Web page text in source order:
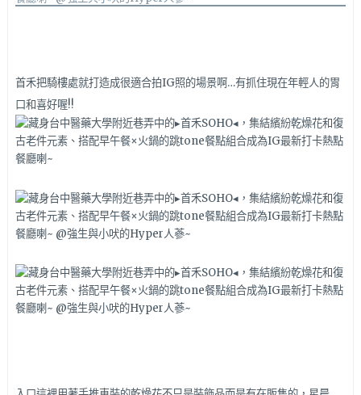
首禾把騎樓處就打造成很適合拍IG照的場景啊…有抓住現在年輕人的胃
口和喜好喔!!